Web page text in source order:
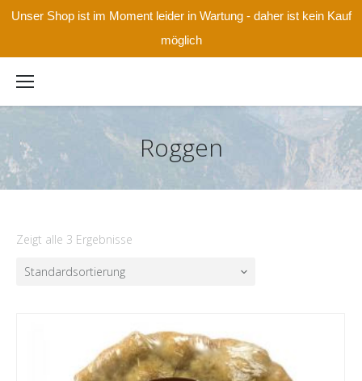
Unser Shop ist im Moment leider in Wartung - daher ist kein Kauf
möglich
Roggen
Zeigt alle 3 Ergebnisse
Standardsortierung